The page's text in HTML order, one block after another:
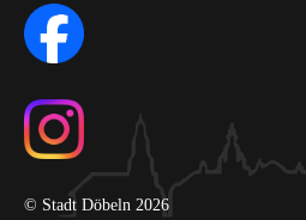
© Stadt Döbeln 2026